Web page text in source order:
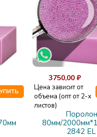
3750,00 ₽
Цена зависит от
объема (опт от 2-х
листов)
Поролон
80мм/
2842 EL